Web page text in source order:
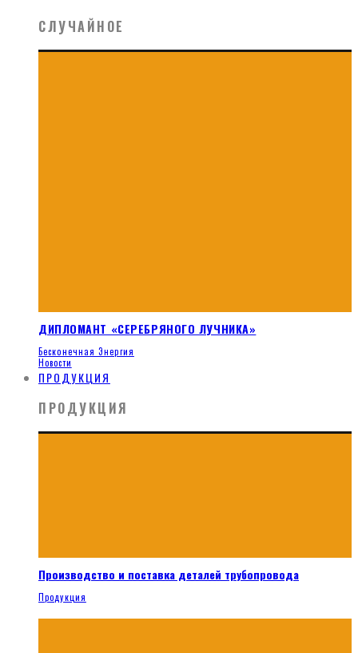
СЛУЧАЙНОЕ
ДИПЛОМАНТ «СЕРЕБРЯНОГО ЛУЧНИКА»
Бесконечная Энергия
Новости
ПРОДУКЦИЯ
ПРОДУКЦИЯ
Производство и поставка деталей трубопровода
Продукция